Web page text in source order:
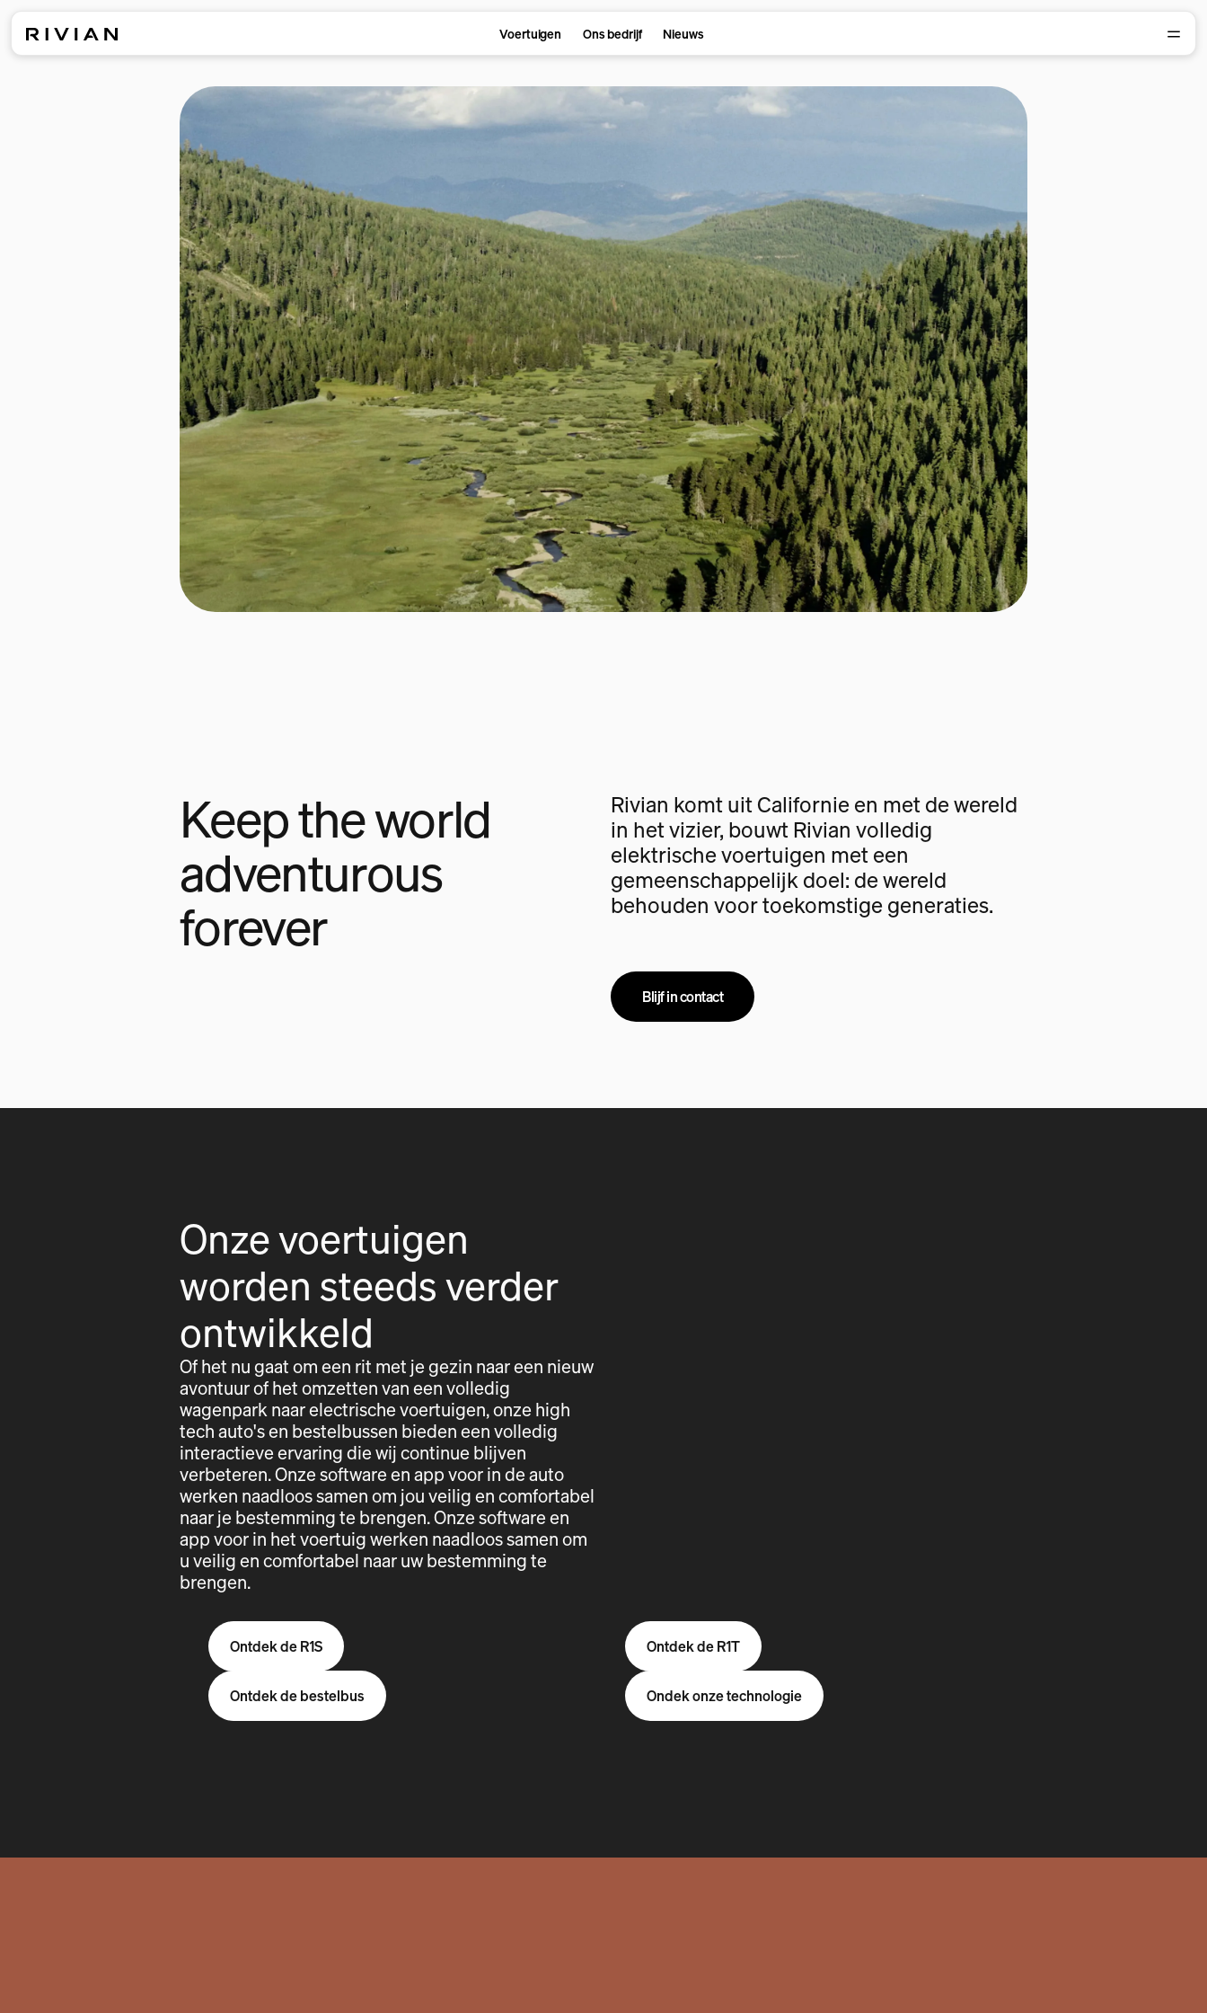
Voertuigen Ons bedrijf Nieuws
Keep the world
adventurous
forever
Rivian komt uit Californie en met de wereld
in het vizier, bouwt Rivian volledig
elektrische voertuigen met een
gemeenschappelijk doel: de wereld
behouden voor toekomstige generaties.
Blijf in contact
Onze voertuigen
worden steeds verder
ontwikkeld
Of het nu gaat om een rit met je gezin naar een nieuw
avontuur of het omzetten van een volledig
wagenpark naar electrische voertuigen, onze high
tech auto's en bestelbussen bieden een volledig
interactieve ervaring die wij continue blijven
verbeteren. Onze software en app voor in de auto
werken naadloos samen om jou veilig en comfortabel
naar je bestemming te brengen. Onze software en
app voor in het voertuig werken naadloos samen om
u veilig en comfortabel naar uw bestemming te
brengen.
Ontdek de R1S Ontdek de R1T
Ontdek de bestelbus Ondek onze technologie